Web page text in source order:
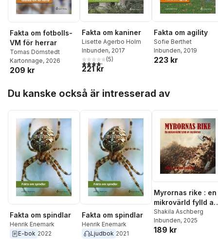
Fakta om fotbolls-
VM för herrar
Tomas Dömstedt
Kartonnage, 2026
209 kr
Fakta om kaniner
Lisette Agerbo Holm
Inbunden, 2017
4,2utav 5 stjärnor. Totalt antal röster:
(5)
221 kr
Fakta om agility
Sofie Berthet
Inbunden, 2019
223 kr
Du kanske också är intresserad av
Fakta om spindlar
Henrik Enemark
E-bok 2022
Fakta om spindlar
Henrik Enemark
Ljudbok 2021
Myrornas rike : en
mikrovärld fylld av
mysterier
Shakila Aschberg
Inbunden, 2025
189 kr